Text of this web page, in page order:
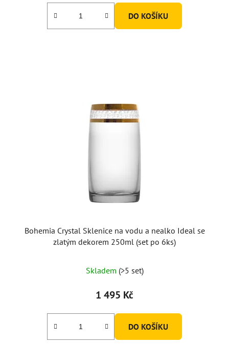
DO KOŠÍKU
Bohemia Crystal Sklenice na vodu a nealko Ideal se
zlatým dekorem 250ml (set po 6ks)
Skladem (>5 set)
1 495 Kč
DO KOŠÍKU